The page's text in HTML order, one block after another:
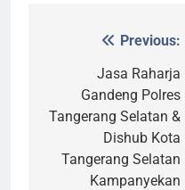
navigation
Previous:
Jasa Raharja
Gandeng Polres
Tangerang Selatan &
Dishub Kota
Tangerang Selatan
Kampanyekan